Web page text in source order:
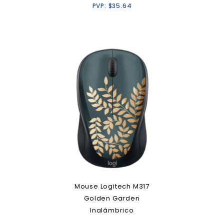
PVP: $35.64
Mouse Logitech M317
Golden Garden
Inalámbrico